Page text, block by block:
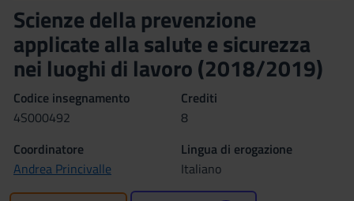
Scienze della prevenzione
applicate alla salute e sicurezza
nei luoghi di lavoro (2018/2019)
Codice insegnamento
4S000492
Crediti
8
Coordinatore
Andrea Princivalle
Lingua di erogazione
Italiano